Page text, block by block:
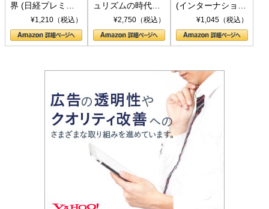
界 (日経プレミア
シリーズ)¥1,210（税込）
ュリズムの時代：
〈ヤヌス〉の二つ
の顔
¥2,750（税込）
(インターナショナ
ル新書)¥1,045（税込）